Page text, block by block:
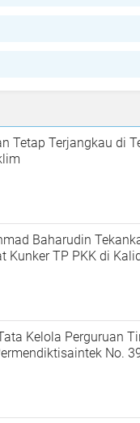
Tetap Terjangkau di
Baharudin
Kunker TP PKK di
Kelola Perguruan
No.